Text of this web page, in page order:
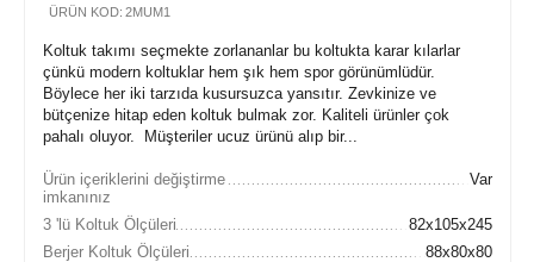
ÜRÜN KOD: 2MUM1
Koltuk takımı seçmekte zorlananlar bu koltukta karar kılarlar
çünkü modern koltuklar hem şık hem spor görünümlüdür.
Böylece her iki tarzıda kusursuzca yansıtır. Zevkinize ve
bütçenize hitap eden koltuk bulmak zor. Kaliteli ürünler çok
pahalı oluyor. Müşteriler ucuz ürünü alıp bir...
Ürün içeriklerini değiştirme
imkanınız
Var
3 'lü Koltuk Ölçüleri
82x105x245
Berjer Koltuk Ölçüleri
88x80x80